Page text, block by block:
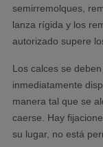
semirremolques,
lanza rígida y los
autorizado supere
Los calces se
inmediatamente
manera tal que se
caerse. Hay
su lugar, no está